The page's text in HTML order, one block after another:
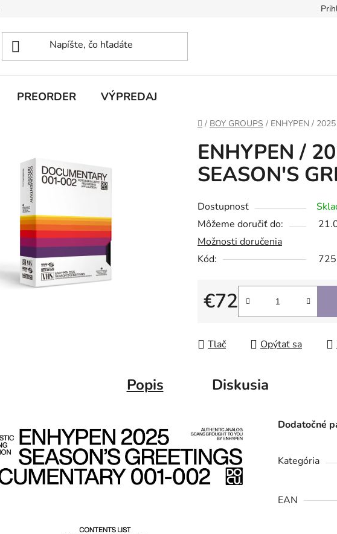
PREORDER VÝPREDAJ
Domov
/ BOY GROUPS / ENHYPEN /
ENHYPEN /
SEASON'S
Dostupnosť
Môžeme doručiť do:
Možnosti doručenia
Kód:
€72
Jednotková cena:
Tlač Opýtať sa
Popis Diskusia
Dodatočné
Kategória
EAN